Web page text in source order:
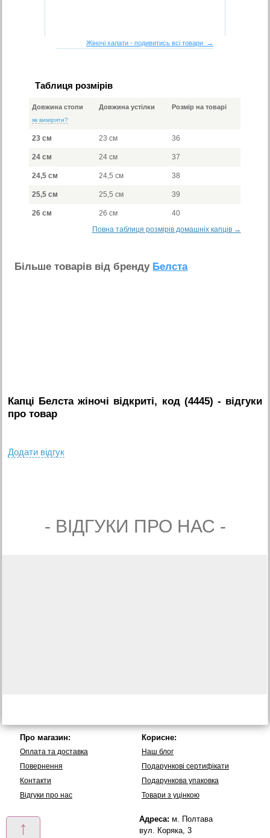
Жіночі халати - подивитись всі товари →
Таблиця розмірів
Довжина стопи
як виміряти?
Довжина устілки Розмір на товарі
23 см 23 см 36
24 см 24 см 37
24,5 см 24,5 см 38
25,5 см 25,5 см 39
26 см 26 см
40
Повна таблиця розмірів домашніх капців →
Бiльше товарiв вiд бренду Белста
Капцi Белста жiночi вiдкритi, код (4445) - вiдгуки
про товар
Додати вiдгук
- ВIДГУКИ ПРО НАС -
↑
Про магазин:
Оплата та доставка
Повернення
Контакти
Вiдгуки про нас
Корисне:
Наш блог
Подарункові сертифікати
Подарункова упаковка
Товари з уцінкою
Адреса: м. Полтава
вул. Коряка, 3